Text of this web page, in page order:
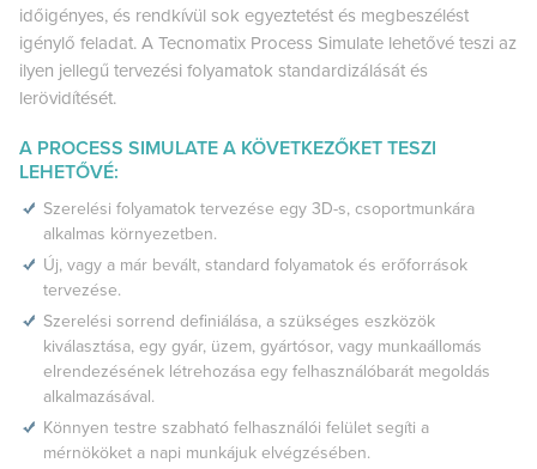
időigényes, és rendkívül sok egyeztetést és megbeszélést
igénylő feladat. A Tecnomatix Process Simulate lehetővé teszi az
ilyen jellegű tervezési folyamatok standardizálását és
lerövidítését.
A PROCESS SIMULATE A KÖVETKEZŐKET TESZI
LEHETŐVÉ:
Szerelési folyamatok tervezése egy 3D-s, csoportmunkára
alkalmas környezetben.
Új, vagy a már bevált, standard folyamatok és erőforrások
tervezése.
Szerelési sorrend definiálása, a szükséges eszközök
kiválasztása, egy gyár, üzem, gyártósor, vagy munkaállomás
elrendezésének létrehozása egy felhasználóbarát megoldás
alkalmazásával.
Könnyen testre szabható felhasználói felület segíti a
mérnököket a napi munkájuk elvégzésében.